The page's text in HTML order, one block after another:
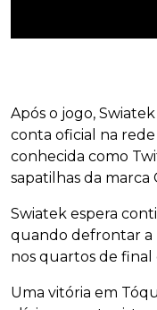
Após o jogo,
conta oficial na
conhecida como
sapatilhas da marca
Swiatek espera
quando defrontar a
nos quartos de final
Uma vitória em